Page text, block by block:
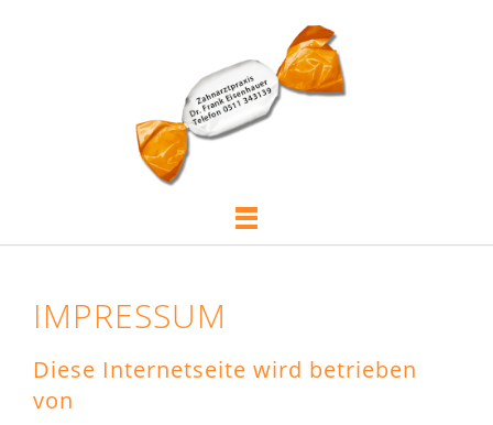
IMPRESSUM
Diese Internetseite wird betrieben
von